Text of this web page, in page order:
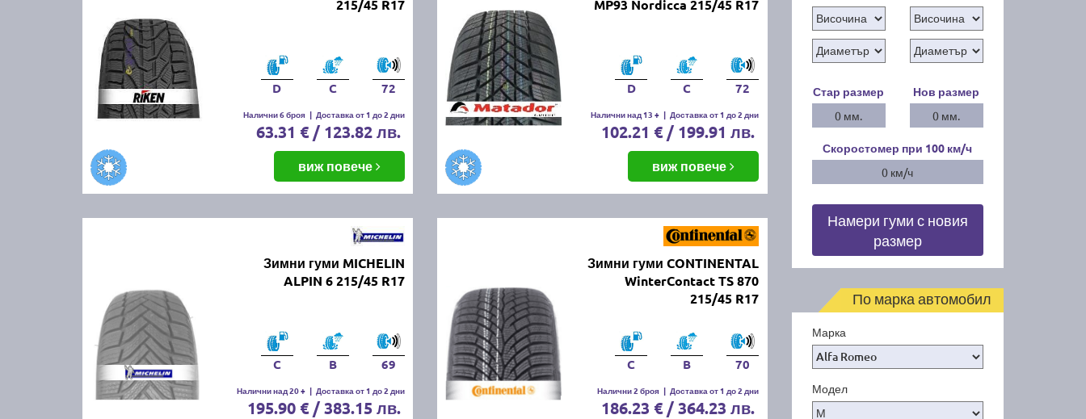
215/45 R17
D C 72
Налични 6 броя | Доставка от 1 до 2 дни
63.31 € / 123.82 лв.
виж повече
MP93 Nordicca 215/45 R17
D C 72
Налични над 13 + | Доставка от 1 до 2 дни
102.21 € / 199.91 лв.
виж повече
Зимни гуми MICHELIN
ALPIN 6 215/45 R17
C B 69
Налични над 20 + | Доставка от 1 до 2 дни
195.90 € / 383.15 лв.
Зимни гуми CONTINENTAL
WinterContact TS 870
215/45 R17
C B 70
Налични 2 броя | Доставка от 1 до 2 дни
186.23 € / 364.23 лв.
Стар размер
0 мм.
Нов размер
0 мм.
Скоростомер при 100 км/ч
0 км/ч
Намери гуми с новия
размер
По марка автомобил
Марка
Модел